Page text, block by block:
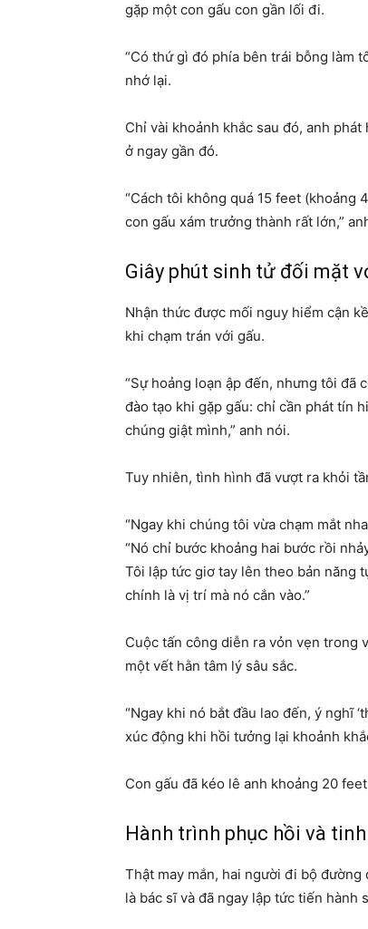
gặp một con gấu con gần lối đi.
“Có thứ gì đó phía bên trái bỗng làm
nhớ lại.
Chỉ vài khoảnh khắc sau đó, anh
ở ngay gần đó.
“Cách tôi không quá 15 feet (khoảng
con gấu xám trưởng thành rất lớn,”
Giây phút sinh tử đối mặt
Nhận thức được mối nguy hiểm cận
khi chạm trán với gấu.
“Sự hoảng loạn ập đến, nhưng tôi đã
đào tạo khi gặp gấu: chỉ cần phát tín
chúng giật mình,” anh nói.
Tuy nhiên, tình hình đã vượt ra khỏi
“Ngay khi chúng tôi vừa chạm mắt
“Nó chỉ bước khoảng hai bước rồi
Tôi lập tức giơ tay lên theo bản năng
chính là vị trí mà nó cắn vào.”
Cuộc tấn công diễn ra vỏn vẹn trong
một vết hằn tâm lý sâu sắc.
“Ngay khi nó bắt đầu lao đến, ý nghĩ
xúc động khi hồi tưởng lại khoảnh
Con gấu đã kéo lê anh khoảng 20
Hành trình phục hồi và
Thật may mắn, hai người đi bộ
là bác sĩ và đã ngay lập tức tiến